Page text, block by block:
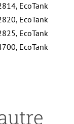
, EcoTank
, EcoTank
, EcoTank
, EcoTank